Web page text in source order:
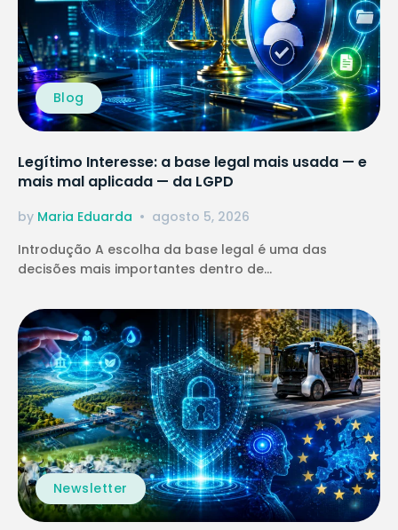
Blog
Legítimo Interesse: a base legal mais usada — e
mais mal aplicada — da LGPD
by Maria Eduarda
agosto 5, 2026
Introdução A escolha da base legal é uma das
decisões mais importantes dentro de...
Newsletter